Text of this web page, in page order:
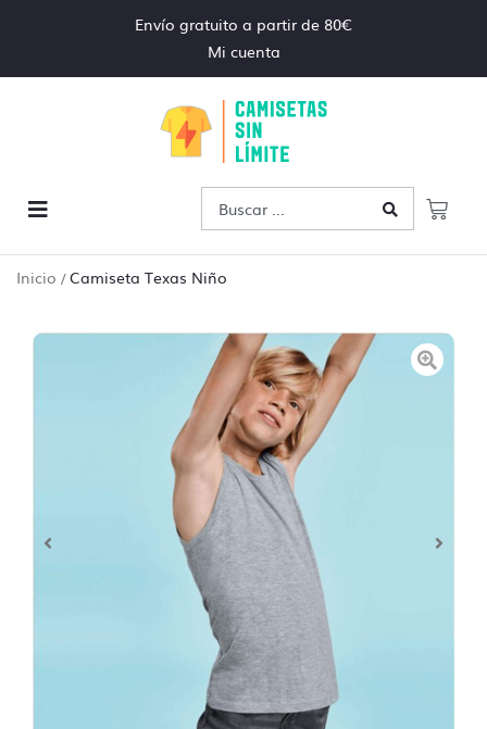
Envío gratuito a partir de 80€
Mi cuenta
Inicio /Camiseta Texas Niño